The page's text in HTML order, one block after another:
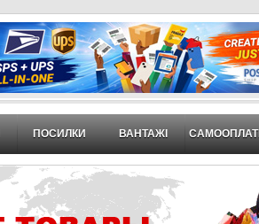
ПОСИЛКИ ВАНТАЖІ